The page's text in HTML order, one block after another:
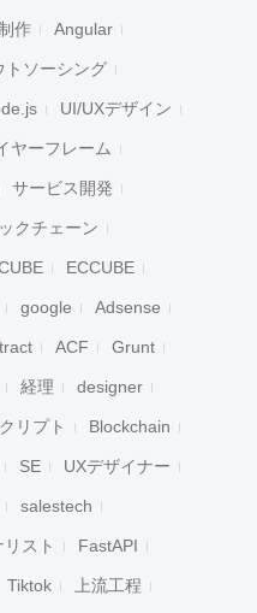
作 Angular
トソーシング
UI/UXデザイン
ヤーフレーム
サービス開発
クチェーン
ECCUBE
google Adsense
ACF Grunt
経理 designer
クリプト Blockchain
SE UXデザイナー
salestech
スト FastAPI
Tiktok 上流工程